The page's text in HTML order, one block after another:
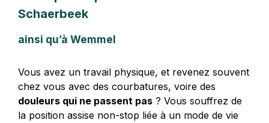
Schaerbeek
ainsi qu’à Wemmel
Vous avez un travail physique, et revenez souvent
chez vous avec des courbatures, voire des
douleurs qui ne passent pas? Vous souffrez de
la position assise non-stop liée à un mode de vie